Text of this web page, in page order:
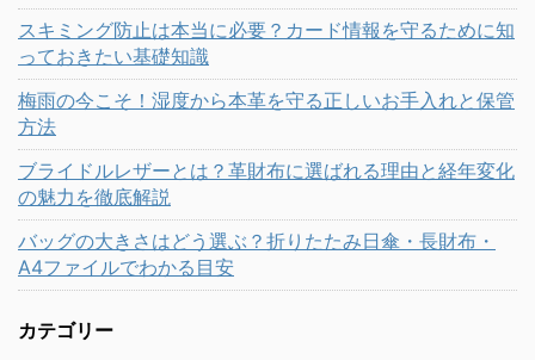
スキミング防止は本当に必要？カード情報を守るために知
っておきたい基礎知識
梅雨の今こそ！湿度から本革を守る正しいお手入れと保管
方法
ブライドルレザーとは？革財布に選ばれる理由と経年変化
の魅力を徹底解説
バッグの大きさはどう選ぶ？折りたたみ日傘・長財布・
A4ファイルでわかる目安
カテゴリー